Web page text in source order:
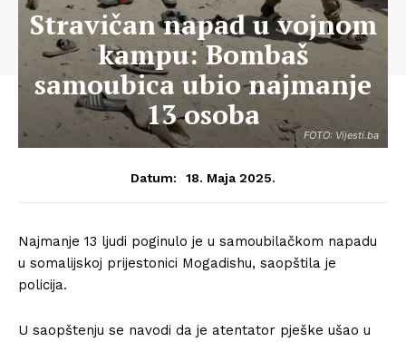
FOTO: Vijesti.ba
Stravičan napad u vojnom
kampu: Bombaš
samoubica ubio najmanje
13 osoba
Datum: 18. Maja 2025.
Najmanje 13 ljudi poginulo je u samoubilačkom napadu
u somalijskoj prijestonici Mogadishu, saopštila je
policija.
U saopštenju se navodi da je atentator pješke ušao u